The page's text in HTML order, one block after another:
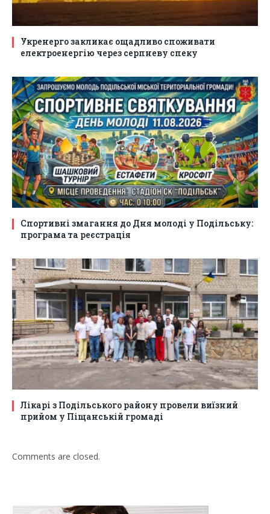
Укренерго закликає ощадливо споживати
електроенергію через серпневу спеку
Спортивні змагання до Дня молоді у Подільську:
програма та реєстрація
Лікарі з Подільського району провели виїзний
прийом у Піщанській громаді
Comments are closed.